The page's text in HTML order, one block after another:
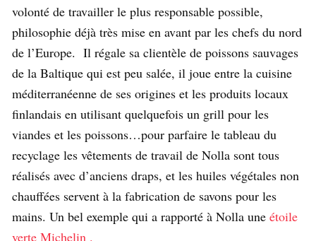
volonté de travailler le plus responsable possible,
philosophie déjà très mise en avant par les chefs du nord
de l’Europe. Il régale sa clientèle de poissons sauvages
de la Baltique qui est peu salée, il joue entre la cuisine
méditerranéenne de ses origines et les produits locaux
finlandais en utilisant quelquefois un grill pour les
viandes et les poissons…pour parfaire le tableau du
recyclage les vêtements de travail de Nolla sont tous
réalisés avec d’anciens draps, et les huiles végétales non
chauffées servent à la fabrication de savons pour les
mains. Un bel exemple qui a rapporté à Nolla une étoile
verte Michelin .